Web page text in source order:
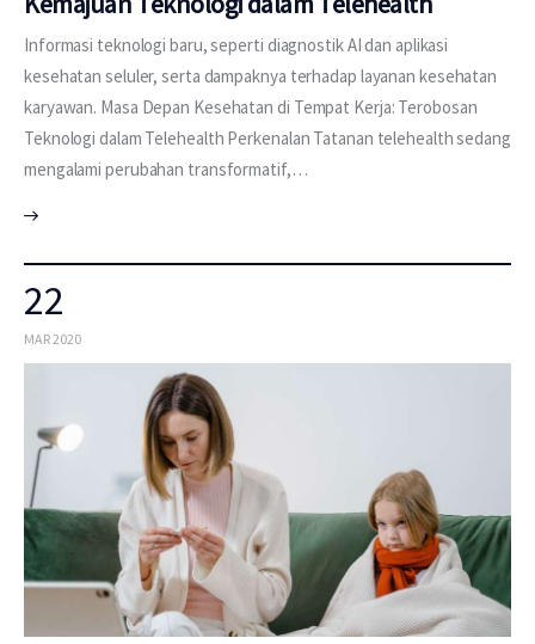
Informasi teknologi baru, seperti diagnostik AI dan aplikasi
kesehatan seluler, serta dampaknya terhadap layanan kesehatan
karyawan. Masa Depan Kesehatan di Tempat Kerja: Terobosan
Teknologi dalam Telehealth Perkenalan Tatanan telehealth sedang
mengalami perubahan transformatif,…
22
MAR 2020